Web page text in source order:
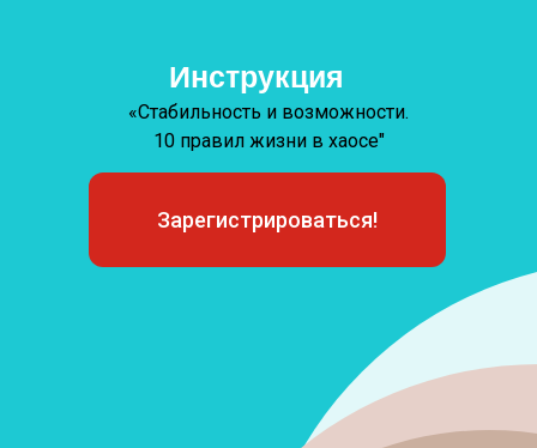
Инструкция
«Стабильность и возможности.
10 правил жизни в хаосе"
Зарегистрироваться!